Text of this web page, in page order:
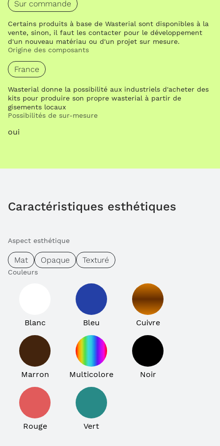
Sur commande
Certains produits à base de Wasterial sont disponibles à la
vente, sinon, il faut les contacter pour le développement
d'un nouveau matériau ou d'un projet sur mesure.
Origine des composants
France
Wasterial donne la possibilité aux industriels d'acheter des
kits pour produire son propre wasterial à partir de
gisements locaux
Possibilités de sur-mesure
oui
Caractéristiques esthétiques
Aspect esthétique
Mat Opaque Texturé
Couleurs
Blanc Bleu Cuivre
Marron Multicolore Noir
Rouge Vert